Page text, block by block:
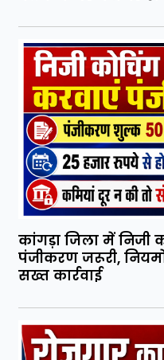
कांगड़ा जिला में निजी
पंजीकरण जरूरी,
सख्त कार्रवाई